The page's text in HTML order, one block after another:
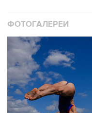
ФОТОГАЛЕРЕИ